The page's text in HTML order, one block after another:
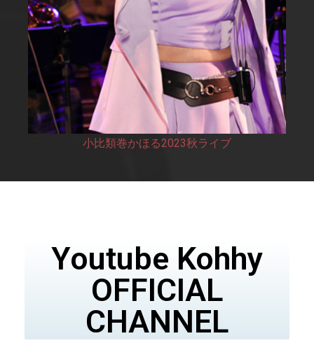
小比類巻かほる2023秋ライブ
Youtube Kohhy
OFFICIAL
CHANNEL